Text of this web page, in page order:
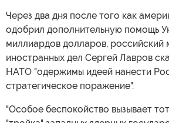
Через два дня после того как
одобрил дополнительную помощь
миллиардов долларов, российский
иностранных дел Сергей Лавров
НАТО "одержимы идеей нанести
стратегическое поражение".
"Особое беспокойство вызывает